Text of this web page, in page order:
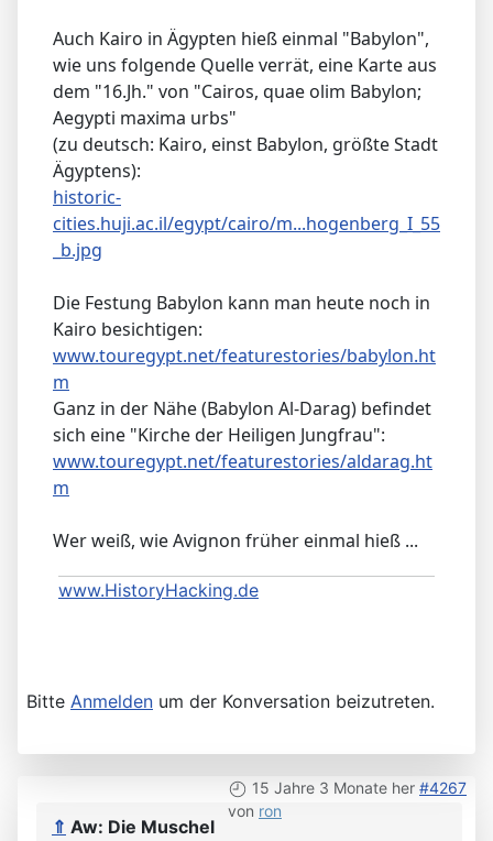
Auch Kairo in Ägypten hieß einmal "Babylon",
wie uns folgende Quelle verrät, eine Karte aus
dem "16.Jh." von "Cairos, quae olim Babylon;
Aegypti maxima urbs"
(zu deutsch: Kairo, einst Babylon, größte Stadt
Ägyptens):
historic-
cities.huji.ac.il/egypt/cairo/m...hogenberg_I_55
_b.jpg
Die Festung Babylon kann man heute noch in
Kairo besichtigen:
www.touregypt.net/featurestories/babylon.ht
m
Ganz in der Nähe (Babylon Al-Darag) befindet
sich eine "Kirche der Heiligen Jungfrau":
www.touregypt.net/featurestories/aldarag.ht
m
Wer weiß, wie Avignon früher einmal hieß ...
www.HistoryHacking.de
Bitte Anmelden um der Konversation beizutreten.
15 Jahre 3 Monate her #4267
von ron
⇑ Aw: Die Muschel